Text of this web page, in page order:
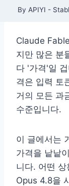
By APIYI -
Claude
지만 많은 분
다 '가격'일
격은 입력 토
거의 모든 과
수준입니다.
이 글에서는
가격을 낱낱
니다. 어떤
Opus 4.8을